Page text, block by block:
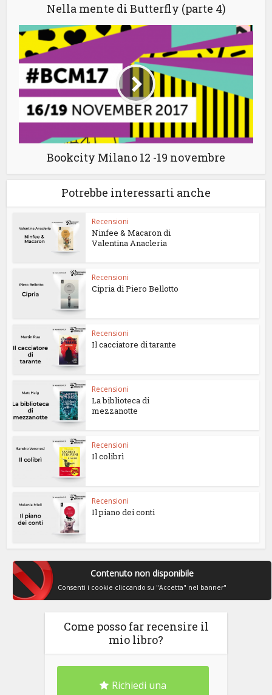
Nella mente di Butterfly (parte 4)
Bookcity Milano 12 -19 novembre
Potrebbe interessarti anche
Recensioni
Ninfee & Macaron di
Valentina Anacleria
Recensioni
Cipria di Piero Bellotto
Recensioni
Il cacciatore di tarante
Recensioni
La biblioteca di
mezzanotte
Recensioni
Il colibrì
Recensioni
Il piano dei conti
Contenuto non disponibile
Consenti i cookie cliccando su "Accetta" nel banner"
Come posso far recensire il
mio libro?
Richiedi una